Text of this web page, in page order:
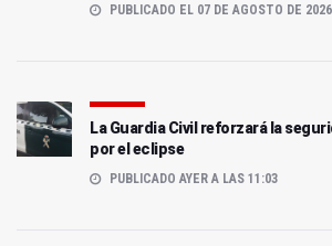
PUBLICADO EL 07 DE AGOSTO DE 2026
La Guardia Civil reforzará la
por el eclipse
PUBLICADO AYER A LAS 11:03